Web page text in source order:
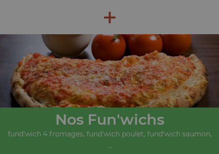
+
Nos Fun'wichs
fund'wich 4 fromages, fund'wich poulet, fund'wich saumon,
...